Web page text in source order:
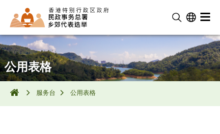
公用表格
服务台 公用表格